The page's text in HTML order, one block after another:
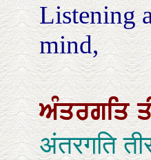
Listening
mind,
ਅੰਤਰਗਤਿ
अंतरगति